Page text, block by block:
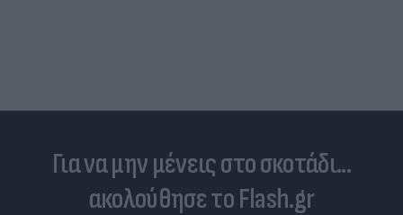
Για να μην μένεις στο σκοτάδι...
ακολούθησε το Flash.gr